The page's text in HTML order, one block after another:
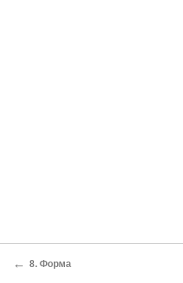
← 8. Форма